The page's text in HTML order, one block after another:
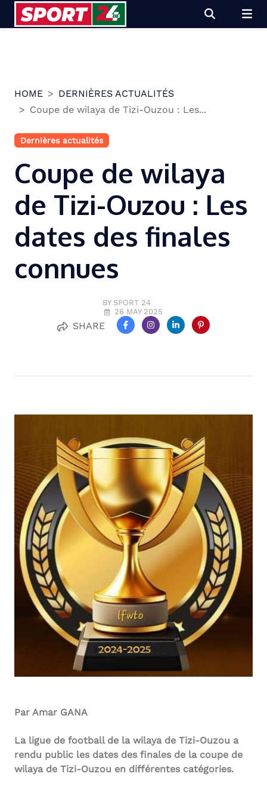
HOME
DERNIÈRES ACTUALITÉS
Coupe de wilaya de Tizi-Ouzou : Les...
Dernières actualités
Coupe de wilaya
de Tizi-Ouzou : Les
dates des finales
connues
BY SPORT 24
26 MAY 2025
SHARE
Par Amar GANA
La ligue de football de la wilaya de Tizi-Ouzou a
rendu public les dates des finales de la coupe de
wilaya de Tizi-Ouzou en différentes catégories.